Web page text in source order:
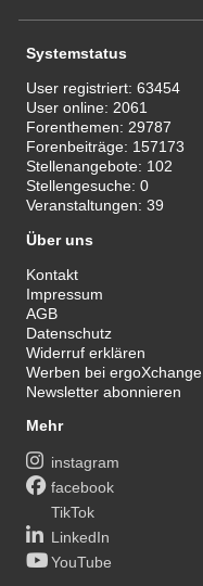
Systemstatus
User registriert:63454
User online: 2061
Forenthemen: 29787
Forenbeiträge: 157173
Stellenangebote: 102
Stellengesuche:0
Veranstaltungen:39
Über uns
Kontakt
Impressum
AGB
Datenschutz
Widerruf erklären
Werben bei ergoXchange
Newsletter abonnieren
Mehr
instagram
facebook
TikTok
LinkedIn
YouTube